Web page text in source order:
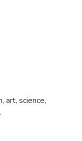
art, science,